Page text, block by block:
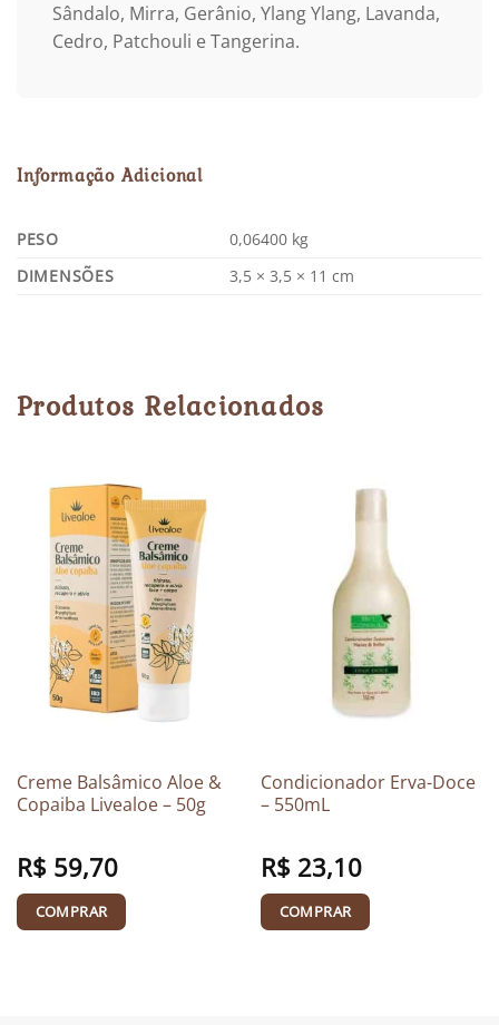
Sândalo, Mirra, Gerânio, Ylang Ylang, Lavanda,
Cedro, Patchouli e Tangerina.
Informação Adicional
PESO
0,06400 kg
DIMENSÕES
3,5 × 3,5 × 11 cm
Produtos Relacionados
Creme Balsâmico Aloe &
Copaiba Livealoe – 50g
R$59,70
COMPRAR
Condicionador Erva-Doce
– 550mL
R$23,10
COMPRAR